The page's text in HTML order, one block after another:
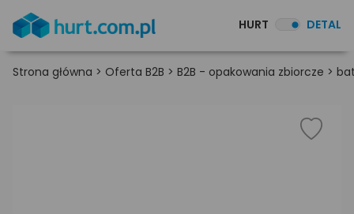
HURT DETAL
Strona główna > Oferta B2B > B2B - opakowania zbiorcze >